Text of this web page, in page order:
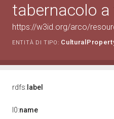
tabernacolo
https://w3id.org/arco/
ENTITÀ DI TIPO:
rdfs: label
l0:name